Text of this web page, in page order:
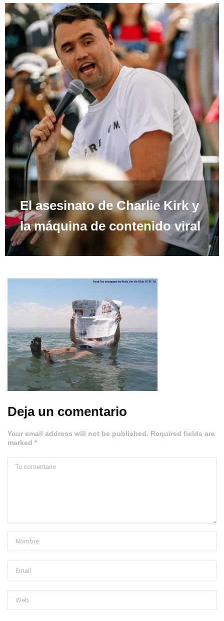
El asesinato de Charlie Kirk y
la máquina de contenido viral
Deja un comentario
Your email address will not be published. Required fields are
marked *